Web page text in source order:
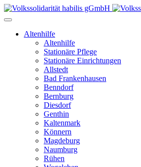
Altenhilfe
Altenhilfe
Stationäre Pflege
Stationäre Einrichtungen
Allstedt
Bad Frankenhausen
Benndorf
Bernburg
Diesdorf
Genthin
Kaltenmark
Könnern
Magdeburg
Naumburg
Rühen